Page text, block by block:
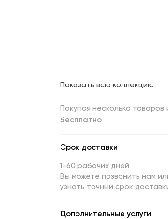
Показать всю коллекцию
Покупая несколько товаров
бесплатно
Срок доставки
1-60 рабочих дней
Вы можете позвонить нам
узнать точный срок
Дополнительные услуги